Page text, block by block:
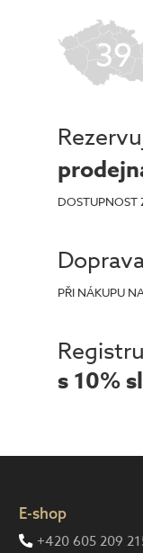
39
DOSTUPNOST
PŘI NÁKUPU
s 10%
E-shop
+420 605 209